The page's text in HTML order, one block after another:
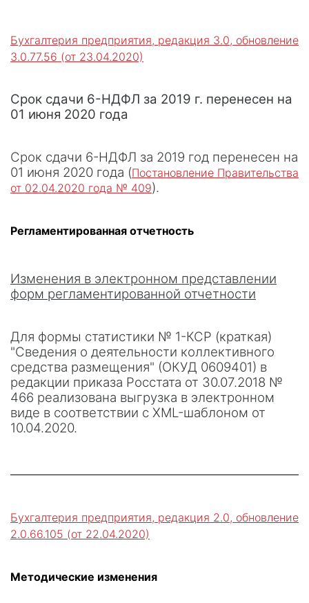
Бухгалтерия предприятия, редакция 3.0, обновление
3.0.77.56 (от 23.04.2020)
Срок сдачи 6-НДФЛ за 2019 г. перенесен на
01 июня 2020 года
Срок сдачи 6-НДФЛ за 2019 год перенесен на
01 июня 2020 года (Постановление Правительства
от 02.04.2020 года № 409).
Регламентированная отчетность
Изменения в электронном представлении
форм регламентированной отчетности
Для формы статистики № 1-КСР (краткая)
"Сведения о деятельности коллективного
средства размещения" (ОКУД 0609401) в
редакции приказа Росстата от 30.07.2018 №
466 реализована выгрузка в электронном
виде в соответствии с XML-шаблоном от
10.04.2020.
Бухгалтерия предприятия, редакция 2.0, обновление
2.0.66.105 (от 22.04.2020)
Методические изменения